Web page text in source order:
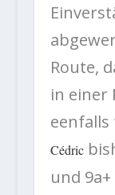
Route,
in einer
eenfalls
Cédric
und